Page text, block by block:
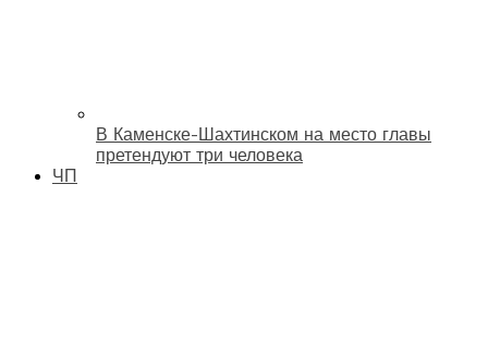
В Каменске-Шахтинском на место главы
претендуют три человека
ЧП